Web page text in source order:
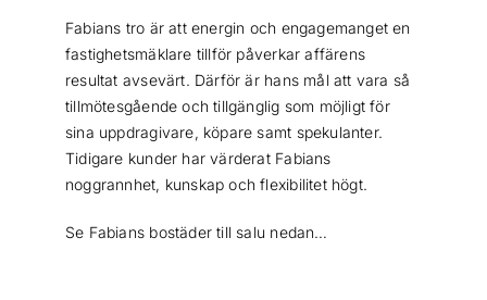
Fabians tro är att energin och engagemanget en
fastighetsmäklare tillför påverkar affärens
resultat avsevärt. Därför är hans mål att vara så
tillmötesgående och tillgänglig som möjligt för
sina uppdragivare, köpare samt spekulanter.
Tidigare kunder har värderat Fabians
noggrannhet, kunskap och flexibilitet högt.
Se Fabians bostäder till salu nedan…